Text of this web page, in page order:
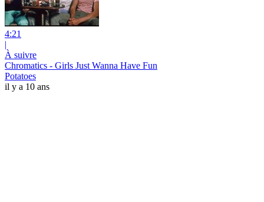
4:21
|
À suivre
Chromatics - Girls Just Wanna Have Fun
Potatoes
il y a 10 ans